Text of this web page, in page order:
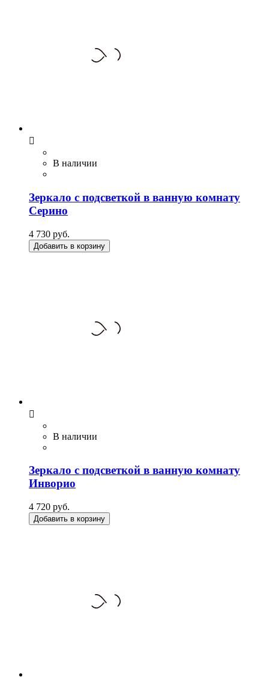

В наличии
Зеркало с подсветкой в ванную комнату
Серино
4 730 руб.
Добавить в корзину

В наличии
Зеркало с подсветкой в ванную комнату
Инворио
4 720 руб.
Добавить в корзину